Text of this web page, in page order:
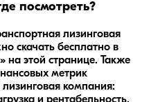
посмотреть?
лизинговая
скачать бесплатно в
на этой странице. Также
метрик
лизинговая компания: